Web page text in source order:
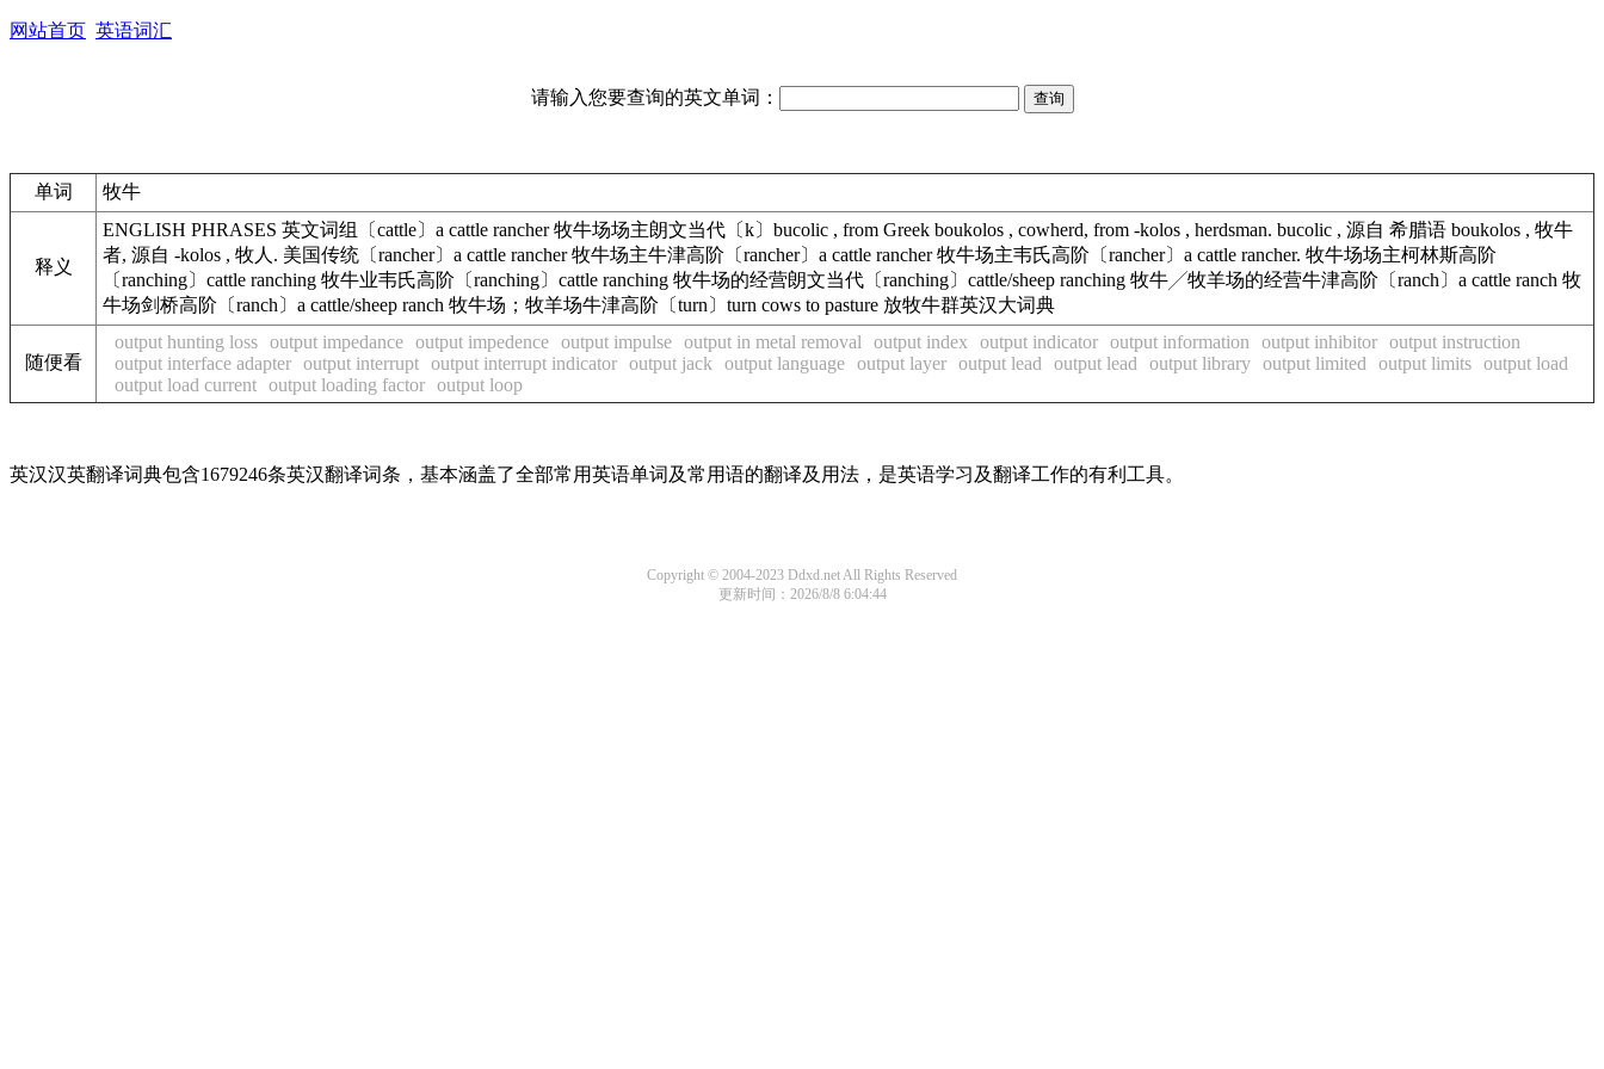
网站首页 英语词汇
请输入您要查询的英文单词：
单词 牧牛
释义
ENGLISH PHRASES 英文词组〔cattle〕a cattle rancher 牧牛场场主朗文当代〔k〕bucolic , from Greek boukolos , cowherd, from -kolos , herdsman. bucolic , 源自 希腊语 boukolos , 牧牛
者, 源自 -kolos , 牧人. 美国传统〔rancher〕a cattle rancher 牧牛场主牛津高阶〔rancher〕a cattle rancher 牧牛场主韦氏高阶〔rancher〕a cattle rancher. 牧牛场场主柯林斯高阶
〔ranching〕cattle ranching 牧牛业韦氏高阶〔ranching〕cattle ranching 牧牛场的经营朗文当代〔ranching〕cattle/sheep ranching 牧牛╱牧羊场的经营牛津高阶〔ranch〕a cattle ranch 牧
牛场剑桥高阶〔ranch〕a cattle/sheep ranch 牧牛场；牧羊场牛津高阶〔turn〕turn cows to pasture 放牧牛群英汉大词典
随便看
output hunting loss output impedance output impedence output impulse output in metal removal output index output indicator output information output inhibitor output instruction
output interface adapter output interrupt output interrupt indicator output jack output language output layer output lead output lead output library output limited output limits output load
output load current output loading factor output loop
英汉汉英翻译词典包含1679246条英汉翻译词条，基本涵盖了全部常用英语单词及常用语的翻译及用法，是英语学习及翻译工作的有利工具。
Copyright © 2004-2023 Ddxd.net All Rights Reserved
更新时间：2026/8/8 6:04:44